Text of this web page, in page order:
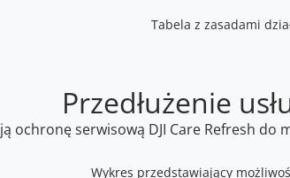
Przedłużenie
ochronę serwisową DJI Care Refresh